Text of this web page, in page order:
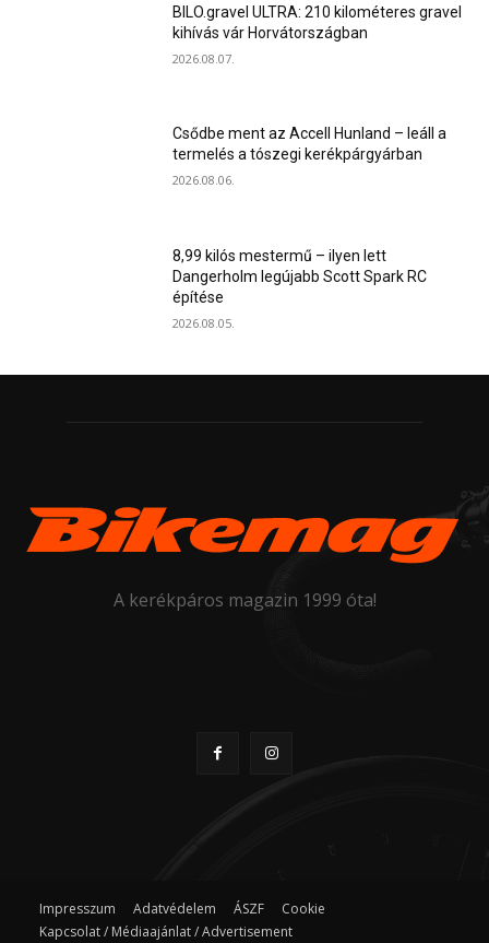
BILO.gravel ULTRA: 210 kilométeres gravel
kihívás vár Horvátországban
2026.08.07.
Csődbe ment az Accell Hunland – leáll a
termelés a tószegi kerékpárgyárban
2026.08.06.
8,99 kilós mestermű – ilyen lett
Dangerholm legújabb Scott Spark RC
építése
2026.08.05.
A kerékpáros magazin 1999 óta!
Impresszum Adatvédelem ÁSZF
Cookie
Kapcsolat / Médiaajánlat / Advertisement